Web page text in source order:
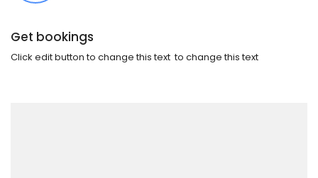
Get bookings
Click edit button to change this text to change this text